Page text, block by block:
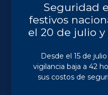
Seguridad
festivos
el 20 de julio y
Desde el 15 de
vigilancia baja a 42
sus costos de